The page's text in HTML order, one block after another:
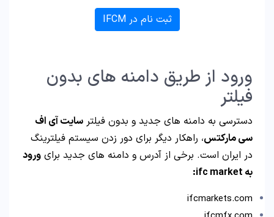
ثبت نام در IFCM
ورود از طریق دامنه های بدون
فیلتر
دسترسی به دامنه های جدید و بدون فیلتر سایت آی اف
سی مارکتس، راهکار دیگر برای دور زدن سیستم فیلترینگ
در ایران است. برخی از آدرس و دامنه های جدید برای ورود
به ifc market:
ifcmarkets.com